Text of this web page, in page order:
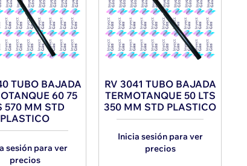
TUBO BAJADA
60 75
570 MM STD
PLASTICO
sesión para ver
precios
RV 3041 TUBO BAJADA
TERMOTANQUE 50 LTS
350 MM STD PLASTICO
Inicia sesión para ver
precios